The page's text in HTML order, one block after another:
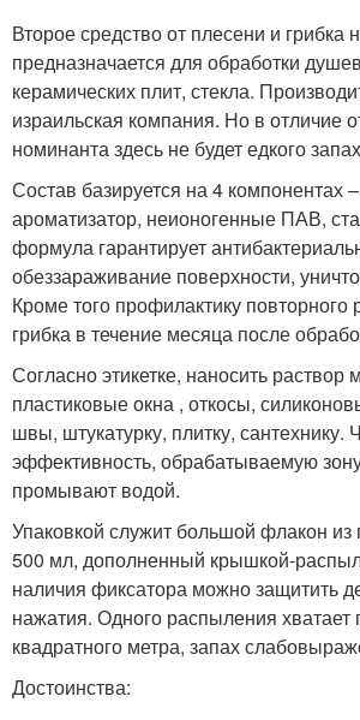
Второе средство от плесени и грибка
предназначается для обработки
керамических плит, стекла.
израильская компания. Но в отличие
номинанта здесь не будет едкого
Состав базируется на 4 компонентах
ароматизатор, неионогенные ПАВ,
формула гарантирует
обеззараживание поверхности,
Кроме того профилактику повторного
грибка в течение месяца после
Согласно этикетке, наносить раствор
пластиковые окна , откосы,
швы, штукатурку, плитку, сантехнику.
эффективность, обрабатываемую
промывают водой.
Упаковкой служит большой флакон из
500 мл, дополненный крышкой-
наличия фиксатора можно защитить
нажатия. Одного распыления хватает
квадратного метра, запах
Достоинства: